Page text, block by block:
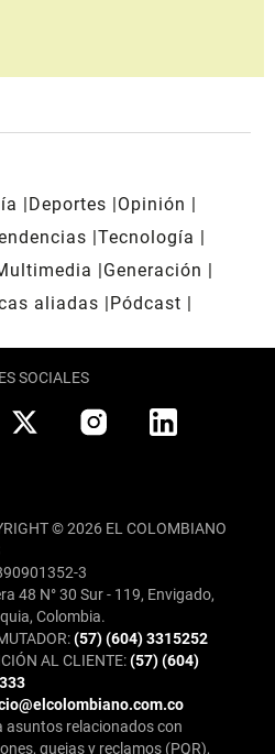
Deportes
Opinión
Tecnología
Generación
aliadas
Pódcast
SOCIALES
© 2026 EL COLOMBIANO
3
48 N° 30 Sur - 119, Envigado,
Colombia.
(57) (604) 3315252
AL CLIENTE:(57) (604)
asuntos relacionados con
quejas y reclamos (PQR),